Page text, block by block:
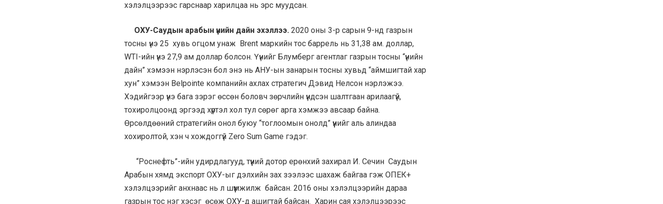
хэлэлцээрээс гарснаар харилцаа нь эрс муудсан.
ОХУ-Саудын арабын үнийн дайн эхэллээ. 2020 оны 3-р сарын 9-нд газрын
тосны үнэ 25 хувь огцом унаж Brent маркийн тос баррель нь 31,38 ам. доллар,
WTI-ийн үнэ 27,9 ам доллар болсон. Үүнийг Блумберг агентлаг газрын тосны “үнийн
дайн” хэмээн нэрлэсэн бол энэ нь АНУ-ын занарын тосны хувьд “аймшигтай хар
хун” хэмээн Belpointe компанийн ахлах стратегич Дэвид Нелсон нэрлэжээ.
Хэдийгээр үнэ бага зэрэг өссөн боловч зөрчлийн үндсэн шалтгаан арилаагүй,
тохиролцоонд эргээд хүртэл хол тул сөрөг арга хэмжээ авсаар байна.
Өрсөлдөөний стратегийн онол буюу “тоглоомын онолд” үүнийг аль алиндаа
хохиролтой, хэн ч хождоггүй Zero Sum Game гэдэг.
“Роснефть”-ийн удирдлагууд, түүний дотор ерөнхий захирал И. Сечин Саудын
Арабын хямд экспорт ОХУ-ыг дэлхийн зах зээлээс шахаж байгаа гэж ОПЕК+
хэлэлцээрийг анхнаас нь л шүүмжилж байсан. 2016 оны хэлэлцээрийн дараа
газрын тос нэг хэсэг өсөж ОХУ-д ашигтай байсан. Харин сая хэлэлцээрээс